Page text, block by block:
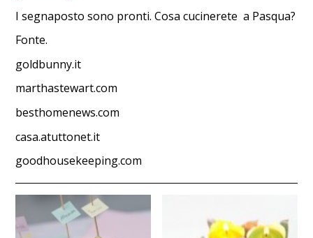
I segnaposto sono pronti. Cosa cucinerete a Pasqua?
Fonte.
goldbunny.it
marthastewart.com
besthomenews.com
casa.atuttonet.it
goodhousekeeping.com